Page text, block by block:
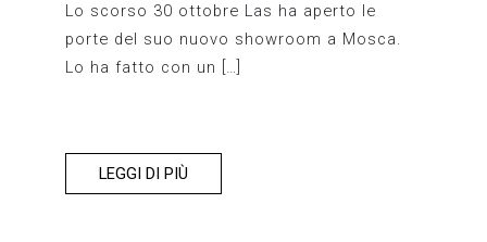
Lo scorso 30 ottobre Las ha aperto le
porte del suo nuovo showroom a Mosca.
Lo ha fatto con un […]
LEGGI DI PIÙ